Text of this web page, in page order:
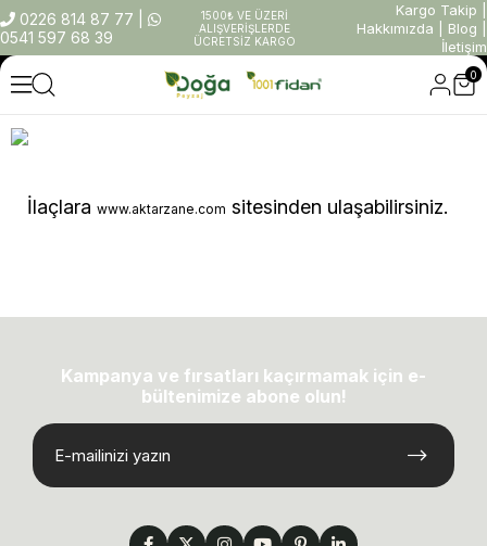
0226 814 87 77
0541 597 68 39
1500₺ VE ÜZERİ
ALIŞVERİŞLERDE
ÜCRETSİZ KARGO
Kargo Takip
Hakkımızda
Blog
İletişim
0
İlaçlara www.aktarzane.com sitesinden ulaşabilirsiniz.
Kampanya ve fırsatları kaçırmamak için e-
bültenimize abone olun!